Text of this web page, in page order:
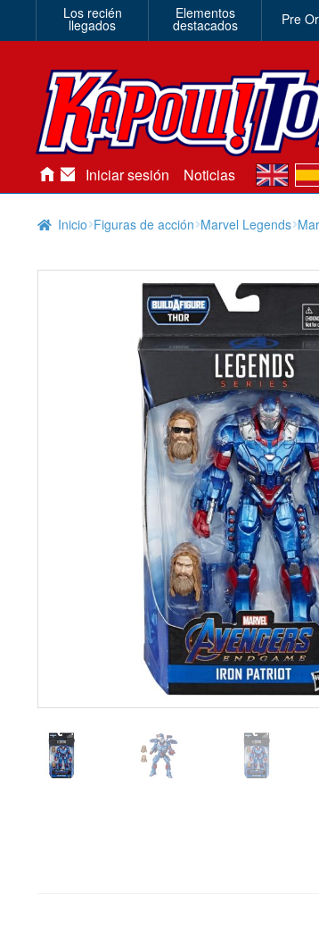
Los recién
llegados
Elementos
destacados Pre
Iniciar sesión Noticias en es
Inicio Figuras de acción Marvel Legends